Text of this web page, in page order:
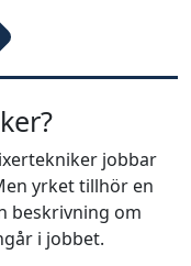
jobbar
yrket tillhör en
beskrivning om
i jobbet.